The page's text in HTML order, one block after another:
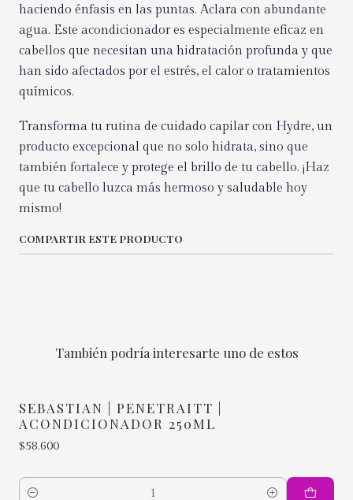
haciendo énfasis en las puntas. Aclara con abundante
agua. Este acondicionador es especialmente eficaz en
cabellos que necesitan una hidratación profunda y que
han sido afectados por el estrés, el calor o tratamientos
químicos.
Transforma tu rutina de cuidado capilar con Hydre, un
producto excepcional que no solo hidrata, sino que
también fortalece y protege el brillo de tu cabello. ¡Haz
que tu cabello luzca más hermoso y saludable hoy
mismo!
COMPARTIR ESTE PRODUCTO
También podría interesarte uno de estos
SEBASTIAN | PENETRAITT |
ACONDICIONADOR 250ML
$58.600